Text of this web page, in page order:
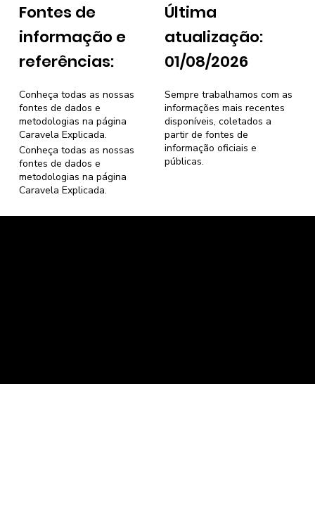
Fontes de
informação e
referências:
Última
atualização:
01/08/2026
Sempre trabalhamos com as
informações mais recentes
disponíveis, coletados a
partir de fontes de
informação oficiais e
públicas.
Conheça todas as nossas
fontes de dados e
metodologias na página
Caravela Explicada.
Conheça todas as nossas
fontes de dados e
metodologias na página
Caravela Explicada.